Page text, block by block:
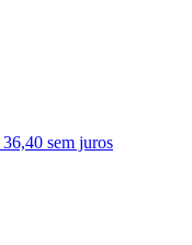
sem juros